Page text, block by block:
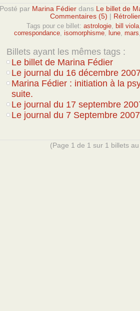
Posté par Marina Fédier dans
Le billet de
Commentaires (5)
Tags pour ce billet: astrologie bill viola
correspondance isomorphisme lune mars
Billets ayant les mêmes tags :
Le billet de Marina Fédier
Le journal du 16 décembre
Marina Fédier : initiation à la
suite.
Le journal du 17 septembre
Le journal du 7 Septembre 2007
(Page 1 de 1 sur 1 billets